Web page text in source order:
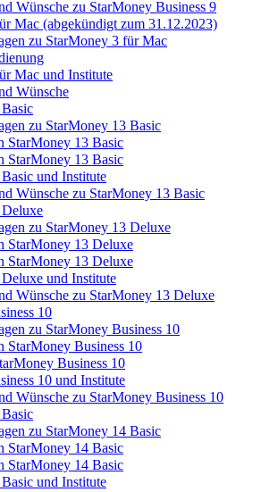
Wünsche zu StarMoney Business 9
Mac (abgekündigt zum 31.12.2023)
zu StarMoney 3 für Mac
Mac und Institute
Wünsche
zu StarMoney 13 Basic
13 Basic
13 Basic
und Institute
Wünsche zu StarMoney 13 Basic
zu StarMoney 13 Deluxe
13 Deluxe
13 Deluxe
und Institute
Wünsche zu StarMoney 13 Deluxe
10
zu StarMoney Business 10
Business 10
Business 10
10 und Institute
Wünsche zu StarMoney Business 10
zu StarMoney 14 Basic
14 Basic
14 Basic
und Institute